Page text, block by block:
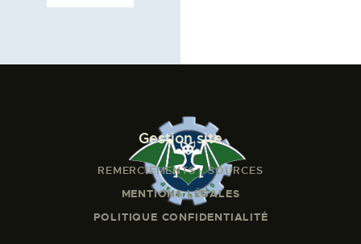
Gestion site
REMERCIEMENTS - SOURCES
MENTIONS LÉGALES
POLITIQUE CONFIDENTIALITÉ